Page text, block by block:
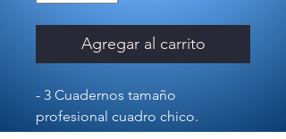
Agregar al carrito
- 3 Cuadernos tamaño
profesional cuadro chico.